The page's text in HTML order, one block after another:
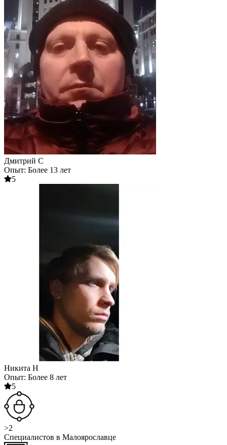
Дмитрий С
Опыт: Более 13 лет
5
Никита Н
Опыт: Более 8 лет
5
>2
Специалистов в Малоярославце